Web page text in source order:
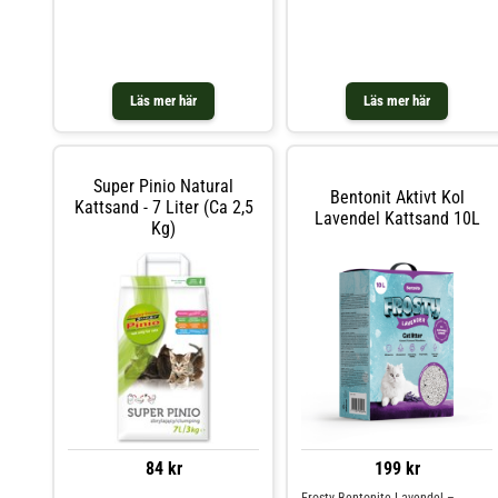
Läs mer här Läs mer här
Super Pinio Natural
Kattsand - 7 Liter (ca 2,5
Kg)
84 kr
Bentonit Aktivt Kol
Lavendel Kattsand 10L
199 kr